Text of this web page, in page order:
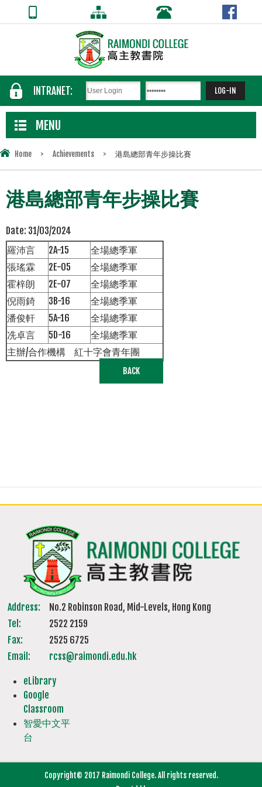
INTRANET:
MENU
Home > Achievements > 港島總部青年步操比賽
港島總部青年步操比賽
Date: 31/03/2024
羅沛言
2A-15
全場總季軍
張瑤霖
2E-05
全場總季軍
霍梓朗
2E-07
全場總季軍
倪雨錡
3B-16
全場總季軍
潘俊軒
5A-16
全場總季軍
冼卓言
5D-16
全場總季軍
主辦/合作機構 紅十字會青年團
BACK
Address:
No.2 Robinson Road, Mid-Levels, Hong Kong
Tel:
2522 2159
Fax:
2525 6725
Email:
rcss@raimondi.edu.hk
eLibrary
Google
Classroom
智愛中文平
台
Copyright© 2017 Raimondi College. All rights reserved.